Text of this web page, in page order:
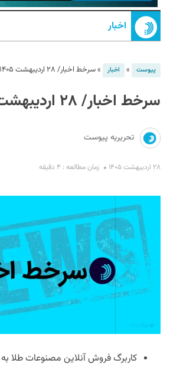
اخبار
پیوست » اخبار »سرخط اخبار/ ۲۸ اردیبهشت ۱۴۰۵
سرخط اخبار/ ۲۸ اردیبهشت ۱۴۰۵
تحریریه پیوست
۲۸ اردیبهشت ۱۴۰۵ زمان مطالعه : ۴ دقیقه
کاربرگ فروش آنلاین مصنوعات طلا